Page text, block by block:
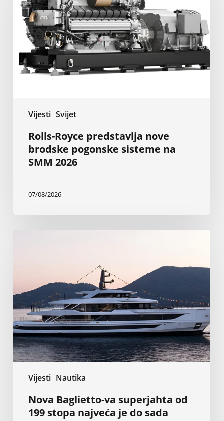
Vijesti Svijet
nove
brodske
pogonske
sisteme
na
SMM
Rolls-Royce predstavlja nove
brodske pogonske sisteme na
SMM 2026
07/08/2026
Vijesti Nautika
199
stopa
najveća
je
do
sada
Nova Baglietto-va superjahta od
199 stopa najveća je do sada